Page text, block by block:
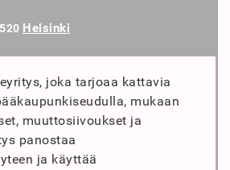
Helsinki
joka tarjoaa kattavia
mukaan
muuttosiivoukset ja
panostaa
ja käyttää